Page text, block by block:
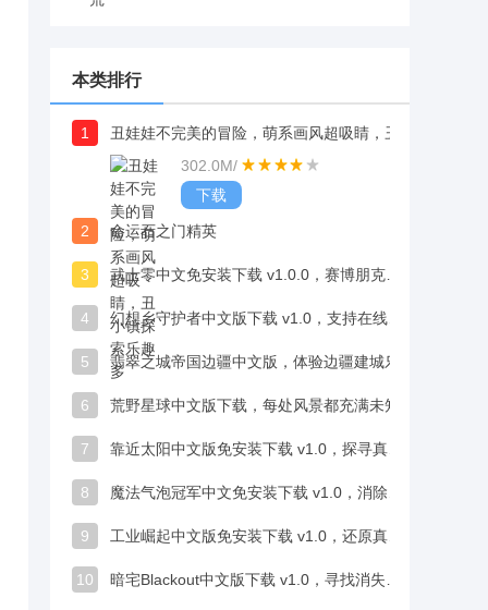
本类排行
1
302.0M/
下载
2 命运石之门精英
3
4
5
6
7
8
9
10